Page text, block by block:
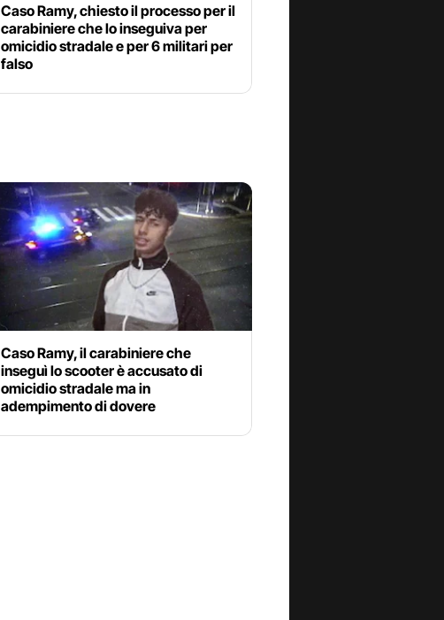
Caso Ramy, chiesto il processo per il
carabiniere che lo inseguiva per
omicidio stradale e per 6 militari per
falso
Caso Ramy, il carabiniere che
inseguì lo scooter è accusato di
omicidio stradale ma in
adempimento di dovere